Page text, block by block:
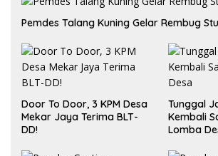
Pemdes Talang Kuning Gelar Rembug
Door To Door, 3 KPM Desa
Mekar Jaya Terima BLT-
DD!
Tunggal
Kembali
Lomba